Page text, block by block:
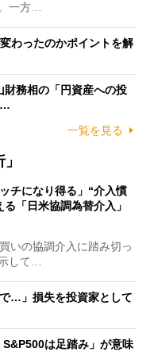
一方…
わったのかポイントを解
財務相の「円資産への投
…
一覧を見る
チになり得る」“介入慣
「日米協調為替介入」
いの協調介入に踏み切っ
して…
…」損失を投資家として
S&P500は足踏み」が意味